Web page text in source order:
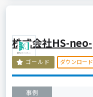
株式会社HS-
ゴールド ダウンロー
事例